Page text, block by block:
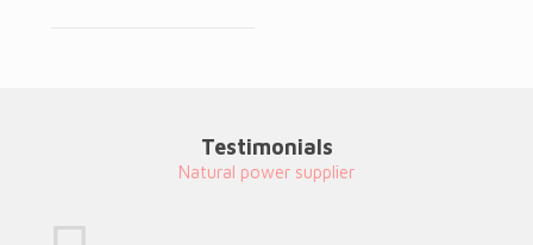
Testimonials
Natural power supplier